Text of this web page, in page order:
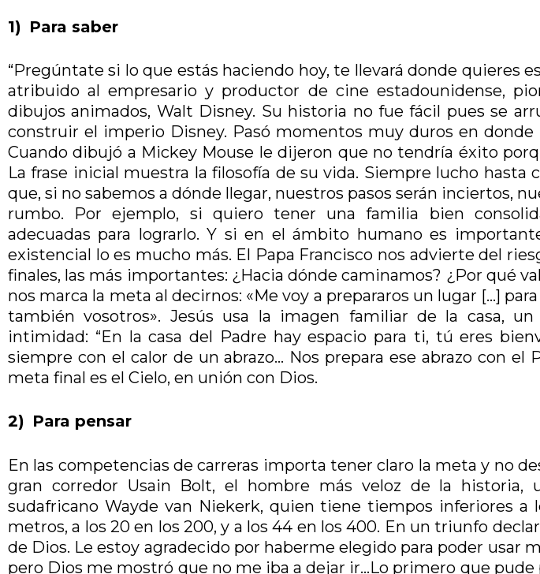
1) Para saber
“Pregúntate si lo que estás haciendo hoy, te llevará donde quieres
atribuido al empresario y productor de cine estadounidense,
dibujos animados, Walt Disney. Su historia no fue fácil pues se
construir el imperio Disney. Pasó momentos muy duros en donde
Cuando dibujó a Mickey Mouse le dijeron que no tendría éxito
La frase inicial muestra la filosofía de su vida. Siempre lucho hasta
que, si no sabemos a dónde llegar, nuestros pasos serán inciertos,
rumbo. Por ejemplo, si quiero tener una familia bien
adecuadas para lograrlo. Y si en el ámbito humano es
existencial lo es mucho más. El Papa Francisco nos advierte del
finales, las más importantes: ¿Hacia dónde caminamos? ¿Por qué
nos marca la meta al decirnos: «Me voy a prepararos un lugar […]
también vosotros». Jesús usa la imagen familiar de la casa,
intimidad: “En la casa del Padre hay espacio para ti, tú eres
siempre con el calor de un abrazo… Nos prepara ese abrazo con el
meta final es el Cielo, en unión con Dios.
2) Para pensar
En las competencias de carreras importa tener claro la meta y no
gran corredor Usain Bolt, el hombre más veloz de la historia,
sudafricano Wayde van Niekerk, quien tiene tiempos inferiores a
metros, a los 20 en los 200, y a los 44 en los 400. En un triunfo
de Dios. Le estoy agradecido por haberme elegido para poder usar
pero Dios me mostró que no me iba a dejar ir…Lo primero que pude